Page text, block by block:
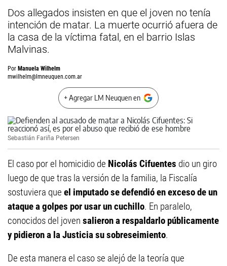
Dos allegados insisten en que el joven no tenía
intención de matar. La muerte ocurrió afuera de
la casa de la víctima fatal, en el barrio Islas
Malvinas.
Por Manuela Wilhelm
mwilhelm@lmneuquen.com.ar
+ Agregar LM Neuquen en
Sebastián Fariña Petersen
El caso por el homicidio de Nicolás Cifuentes dio un giro
luego de que tras la versión de la familia, la Fiscalía
sostuviera que el imputado se defendió en exceso de un
ataque a golpes por usar un cuchillo. En paralelo,
conocidos del joven salieron a respaldarlo públicamente
y pidieron a la Justicia su sobreseimiento.
De esta manera el caso se alejó de la teoría que